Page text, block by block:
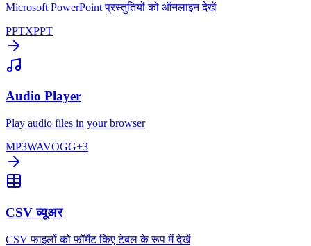
Microsoft PowerPoint प्रस्तुतियों को ऑनलाइन देखें
PPTXPPT
Audio Player
Play audio files in your browser
MP3WAVOGG+3
CSV व्यूअर
CSV फाइलों को फॉर्मेट किए टेबल के रूप में देखें